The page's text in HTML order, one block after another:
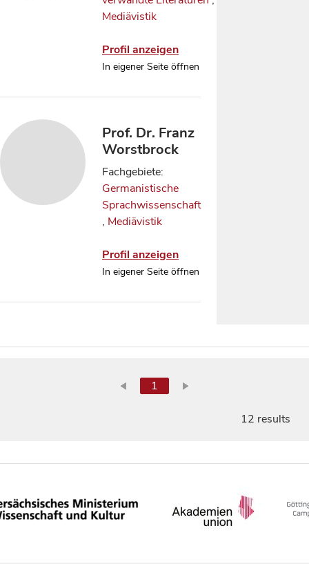
Mediävistik
Profil anzeigen
In eigener Seite öffnen
Prof. Dr. Franz
Worstbrock
Fachgebiete:
Germanistische
Sprachwissenschaft
, Mediävistik
Profil anzeigen
In eigener Seite öffnen
1
12 results